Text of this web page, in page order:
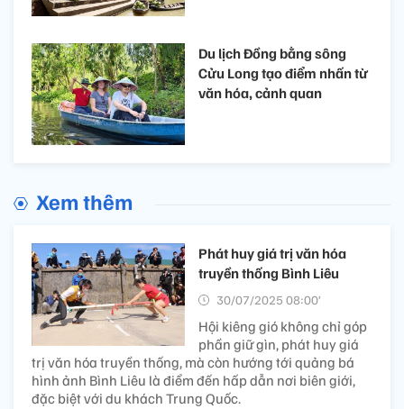
Du lịch Đồng bằng sông
Cửu Long tạo điểm nhấn từ
văn hóa, cảnh quan
Xem thêm
Phát huy giá trị văn hóa
truyền thống Bình Liêu
30/07/2025 08:00’
Hội kiêng gió không chỉ góp
phần giữ gìn, phát huy giá
trị văn hóa truyền thống, mà còn hướng tới quảng bá
hình ảnh Bình Liêu là điểm đến hấp dẫn nơi biên giới,
đặc biệt với du khách Trung Quốc.